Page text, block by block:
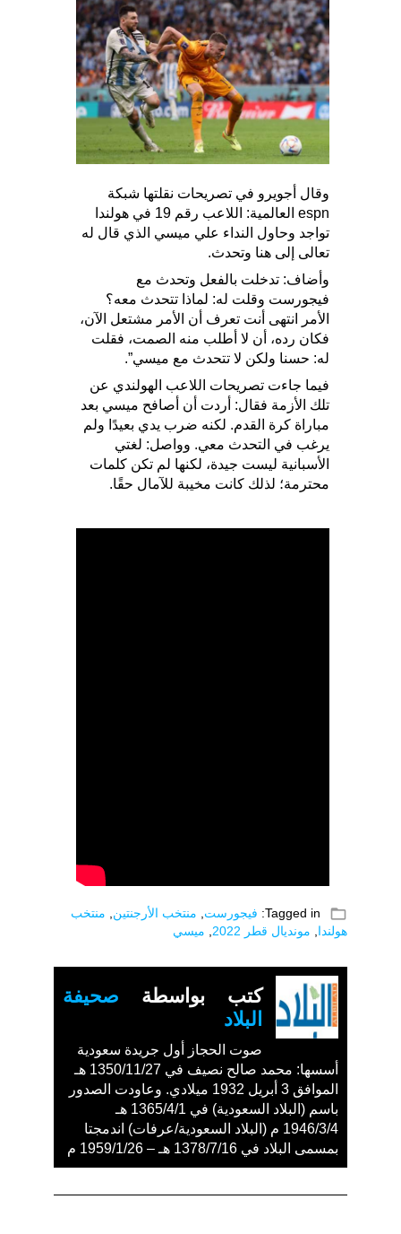
وقال أجويرو في تصريحات نقلتها شبكة
espn العالمية: اللاعب رقم 19 في هولندا
تواجد وحاول النداء علي ميسي الذي قال له
تعالى إلى هنا وتحدث.
وأضاف: تدخلت بالفعل وتحدث مع
فيجورست وقلت له: لماذا تتحدث معه؟
الأمر انتهى أنت تعرف أن الأمر مشتعل الآن،
فكان رده، أن لا أطلب منه الصمت، فقلت
له: حسنا ولكن لا تتحدث مع ميسي”.
فيما جاءت تصريحات اللاعب الهولندي عن
تلك الأزمة فقال: أردت أن أصافح ميسي بعد
مباراة كرة القدم. لكنه ضرب يدي بعيدًا ولم
يرغب في التحدث معي. وواصل: لغتي
الأسبانية ليست جيدة، لكنها لم تكن كلمات
محترمة؛ لذلك كانت مخيبة للآمال حقًا.
folder_open
Tagged in: فيجورست منتخب الأرجنتين
منتخب
هولندا
مونديال قطر 2022 ميسي
كتب بواسطة صحيفة
البلاد
صوت الحجاز أول جريدة سعودية
أسسها: محمد صالح نصيف في 1350/11/27 هـ
الموافق 3 أبريل 1932 ميلادي. وعاودت الصدور
باسم (البلاد السعودية) في 1365/4/1 هـ
1946/3/4 م (البلاد السعودية/عرفات) اندمجتا
بمسمى البلاد في 1378/7/16 هـ – 1959/1/26 م